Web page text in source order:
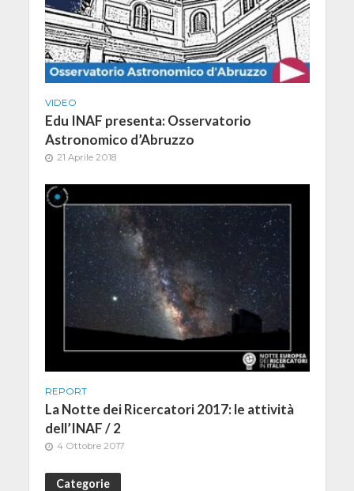
VIDEO
Edu INAF presenta: Osservatorio
Astronomico d’Abruzzo
21 Aprile 2018
REPORT
La Notte dei Ricercatori 2017: le attività
dell’INAF / 2
4 Ottobre 2017
Categorie